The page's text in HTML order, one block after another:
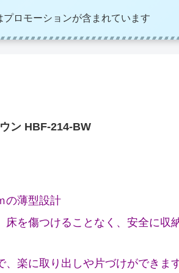
プロモーションが含まれています
ン HBF-214-BW
の薄型設計
床を傷つけることなく、安全に収
楽に取り出しや片づけができま